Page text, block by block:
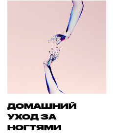
ДОМАШНИЙ
УХОД ЗА
НОГТЯМИ